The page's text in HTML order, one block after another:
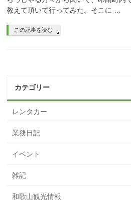
教えて頂いて行ってみた。そこに …
この記事を読む
カテゴリー
レンタカー
業務日記
イベント
雑記
和歌山観光情報